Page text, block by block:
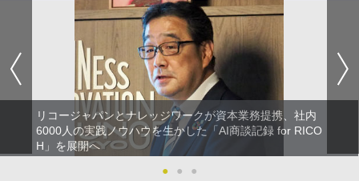
リコージャパンとナレッジワークが資本業務提携、社内
6000人の実践ノウハウを生かした「AI商談記録 for RICO
H」を展開へ
●
● ●